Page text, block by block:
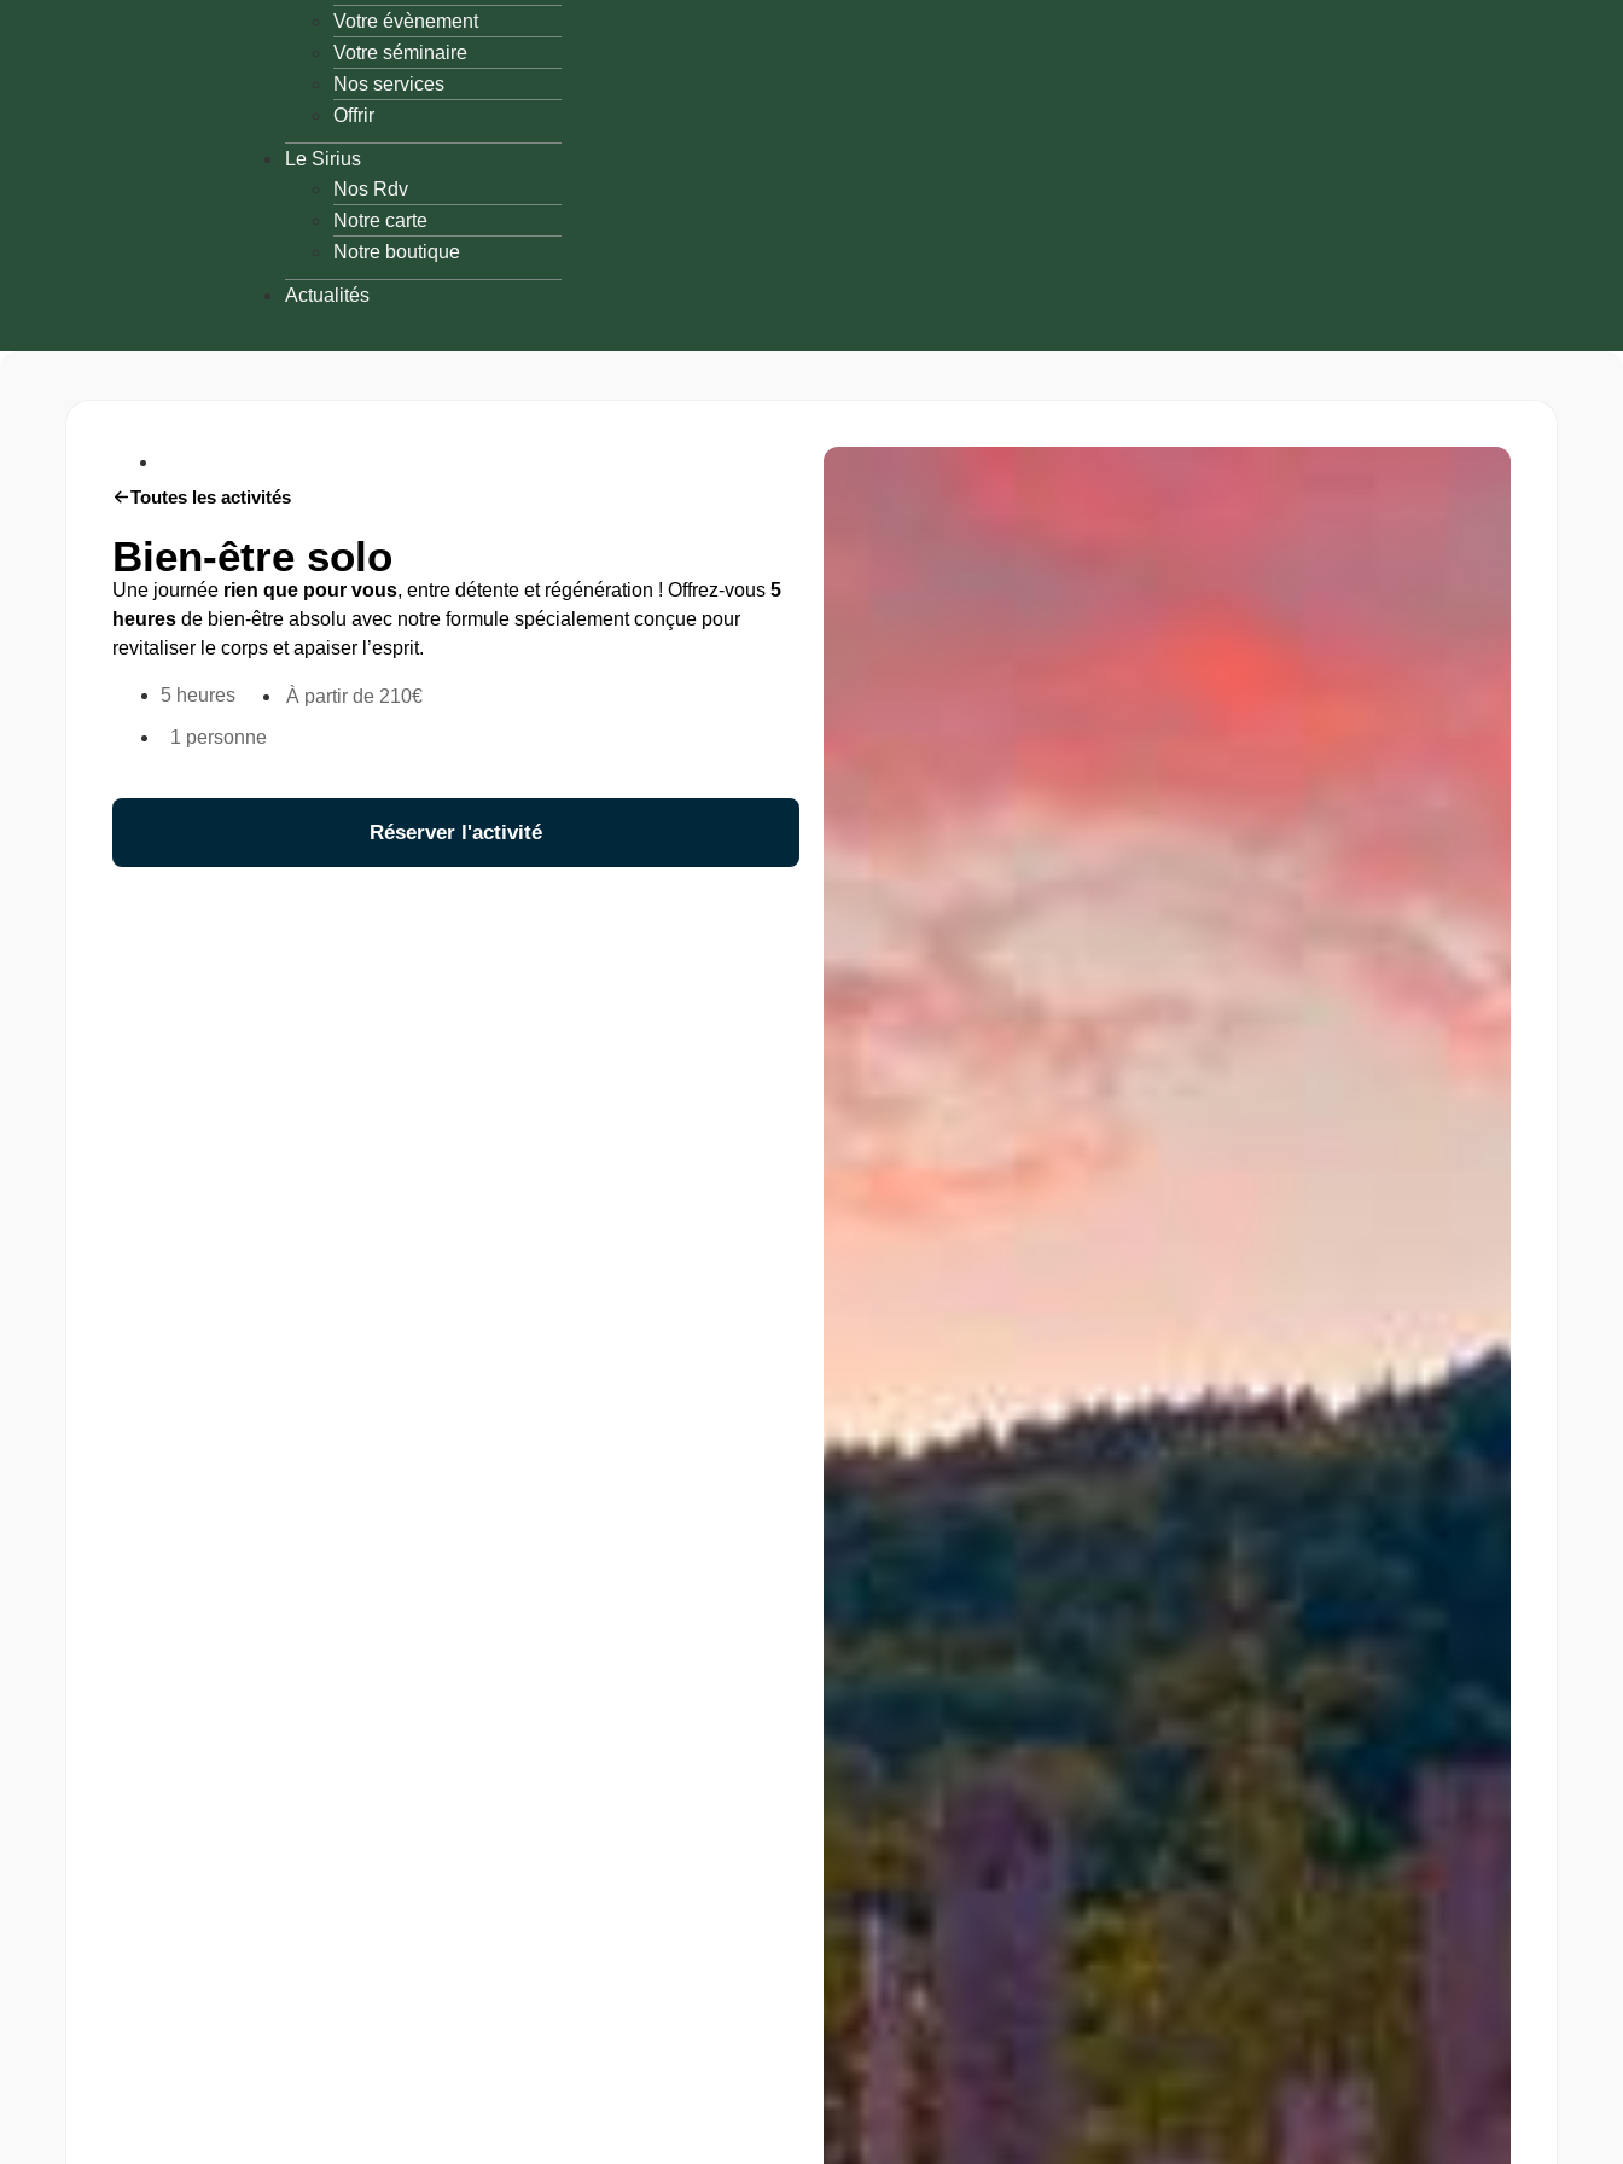
Votre évènement
Votre séminaire
Nos services
Offrir
Le Sirius
Nos Rdv
Notre carte
Notre boutique
Actualités
Toutes les activités
Bien-être solo
Une journéerien que pour vous, entre détente et régénération ! Offrez-vous 5
heuresde bien-être absolu avec notre formule spécialement conçue pour
revitaliser le corps et apaiser l’esprit.
5 heures
À partir de 210€
1 personne
Réserver l'activité